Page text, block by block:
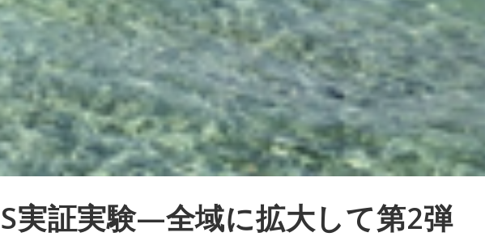
実証実験—全域に拡大して第2弾